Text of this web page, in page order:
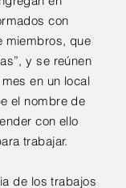
con
miembros, que
y se reúnen
en un local
el nombre de
con ello
trabajar.
de los trabajos